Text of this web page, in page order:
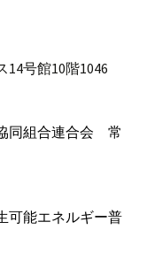
号館10階1046
同組合連合会 常
可能エネルギー普